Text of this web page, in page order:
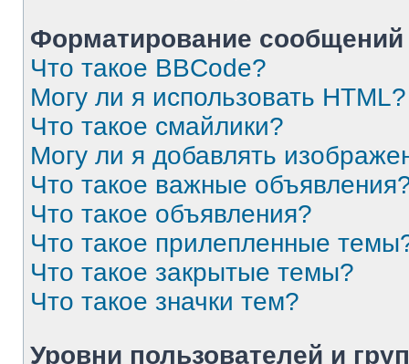
Форматирование
Что такое BBCode?
Могу ли я использовать HTML?
Что такое смайлики?
Могу ли я добавлять
Что такое важные
Что такое объявления?
Что такое прилепленные
Что такое закрытые темы?
Что такое значки тем?
Уровни пользователей и